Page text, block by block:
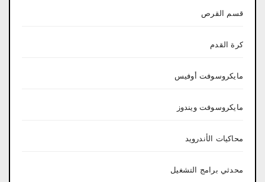
قسم القرص
كرة القدم
مايكروسوفت أوفيس
مايكروسوفت ويندوز
محاكيات الأندرويد
محدثي برامج التشغيل